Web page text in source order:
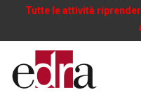
Tutte le attività